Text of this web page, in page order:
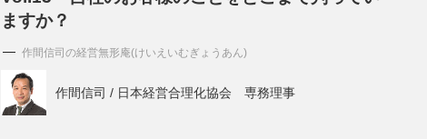
ますか？
作間信司の経営無形庵(けいえいむぎょうあん)
作間信司 / 日本経営合理化協会 専務理事